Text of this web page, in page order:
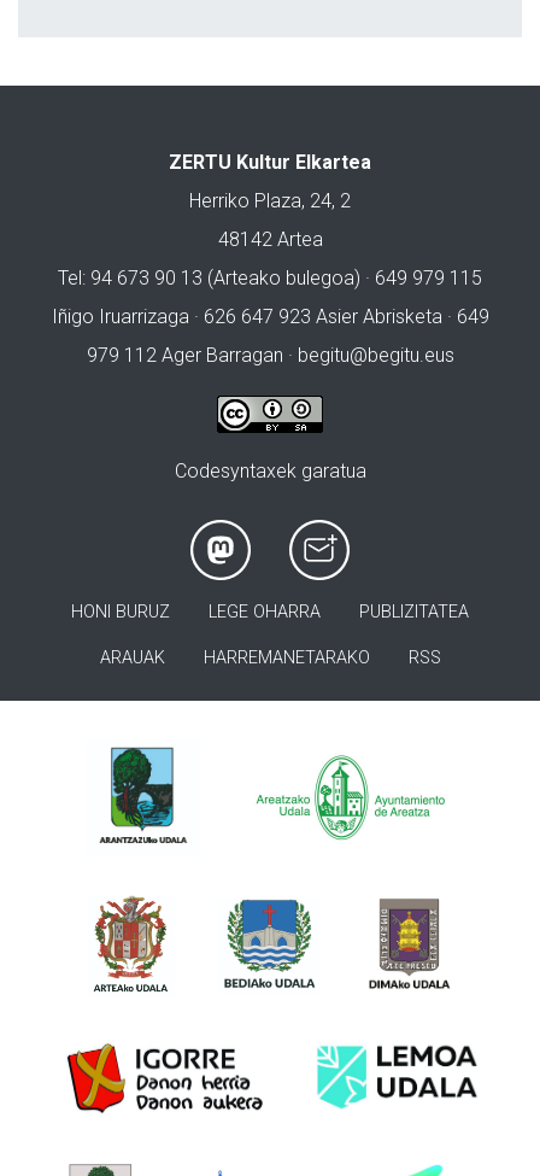
ZERTU Kultur Elkartea
Herriko Plaza, 24, 2
48142 Artea
Tel: 94 673 90 13 (Arteako bulegoa) · 649 979 115
Iñigo Iruarrizaga · 626 647 923 Asier Abrisketa · 649
979 112 Ager Barragan · begitu@begitu.eus
Codesyntaxek garatua
HONI BURUZ LEGE OHARRA PUBLIZITATEA
ARAUAK HARREMANETARAKO RSS